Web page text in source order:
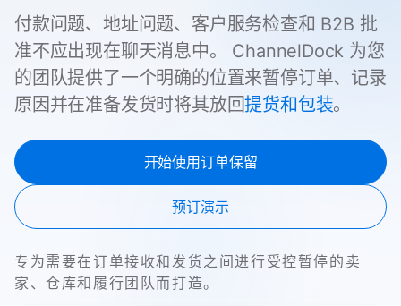
付款问题、地址问题、客户服务检查和 B2B 批
准不应出现在聊天消息中。 ChannelDock 为您
的团队提供了一个明确的位置来暂停订单、记录
原因并在准备发货时将其放回提货和包装。
开始使用订单保留
预订演示
专为需要在订单接收和发货之间进行受控暂停的卖
家、仓库和履行团队而打造。